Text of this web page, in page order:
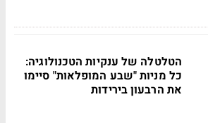
הטלטלה של ענקיות הטכנולוגיה:
כל מניות "שבע המופלאות" סיימו
את הרבעון בירידות